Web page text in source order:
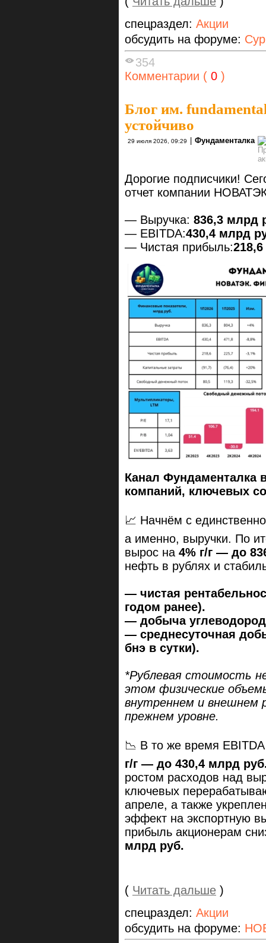
спецраздел: Акции
обсудить на форуме:
354
Комментарии ( 0 )
Блог им.
устойчиво
29 июля 2026, 09:29 Фундаменталка
Дорогие подписчики!
отчет компании
— Выручка: 836,3 млрд
— EBITDA:430,4 млрд
— Чистая прибыль:
Канал Фундаменталка
компаний, ключевых
📈 Начнём с
а именно, выручки. По
вырос на 4% г/г — до
нефть в рублях и
— чистая
годом ранее).
— добыча
— среднесуточная
бнэ в сутки).
*Рублевая стоимость
этом физические
внутреннем и внешнем
прежнем уровне.
📉 В то же время
г/г — до 430,4 млрд
ростом расходов над
ключевых
апреле, а также
эффект на экспортную
прибыль акционерам
млрд руб.
( Читать дальше )
спецраздел: Акции
обсудить на форуме: